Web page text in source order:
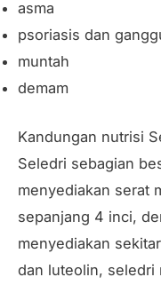
asma
psoriasis dan
muntah
demam
Kandungan nutrisi
Seledri sebagian
menyediakan serat
sepanjang 4 inci,
menyediakan
dan luteolin, seledri